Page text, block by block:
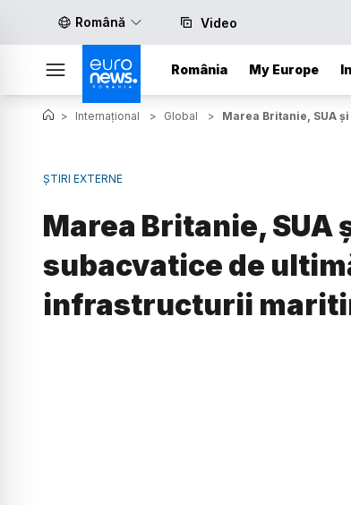
Română Video
România My Europe
> Internațional > Global > Marea Britanie, SUA
ȘTIRI EXTERNE
Marea Britanie,
subacvatice de
infrastructurii